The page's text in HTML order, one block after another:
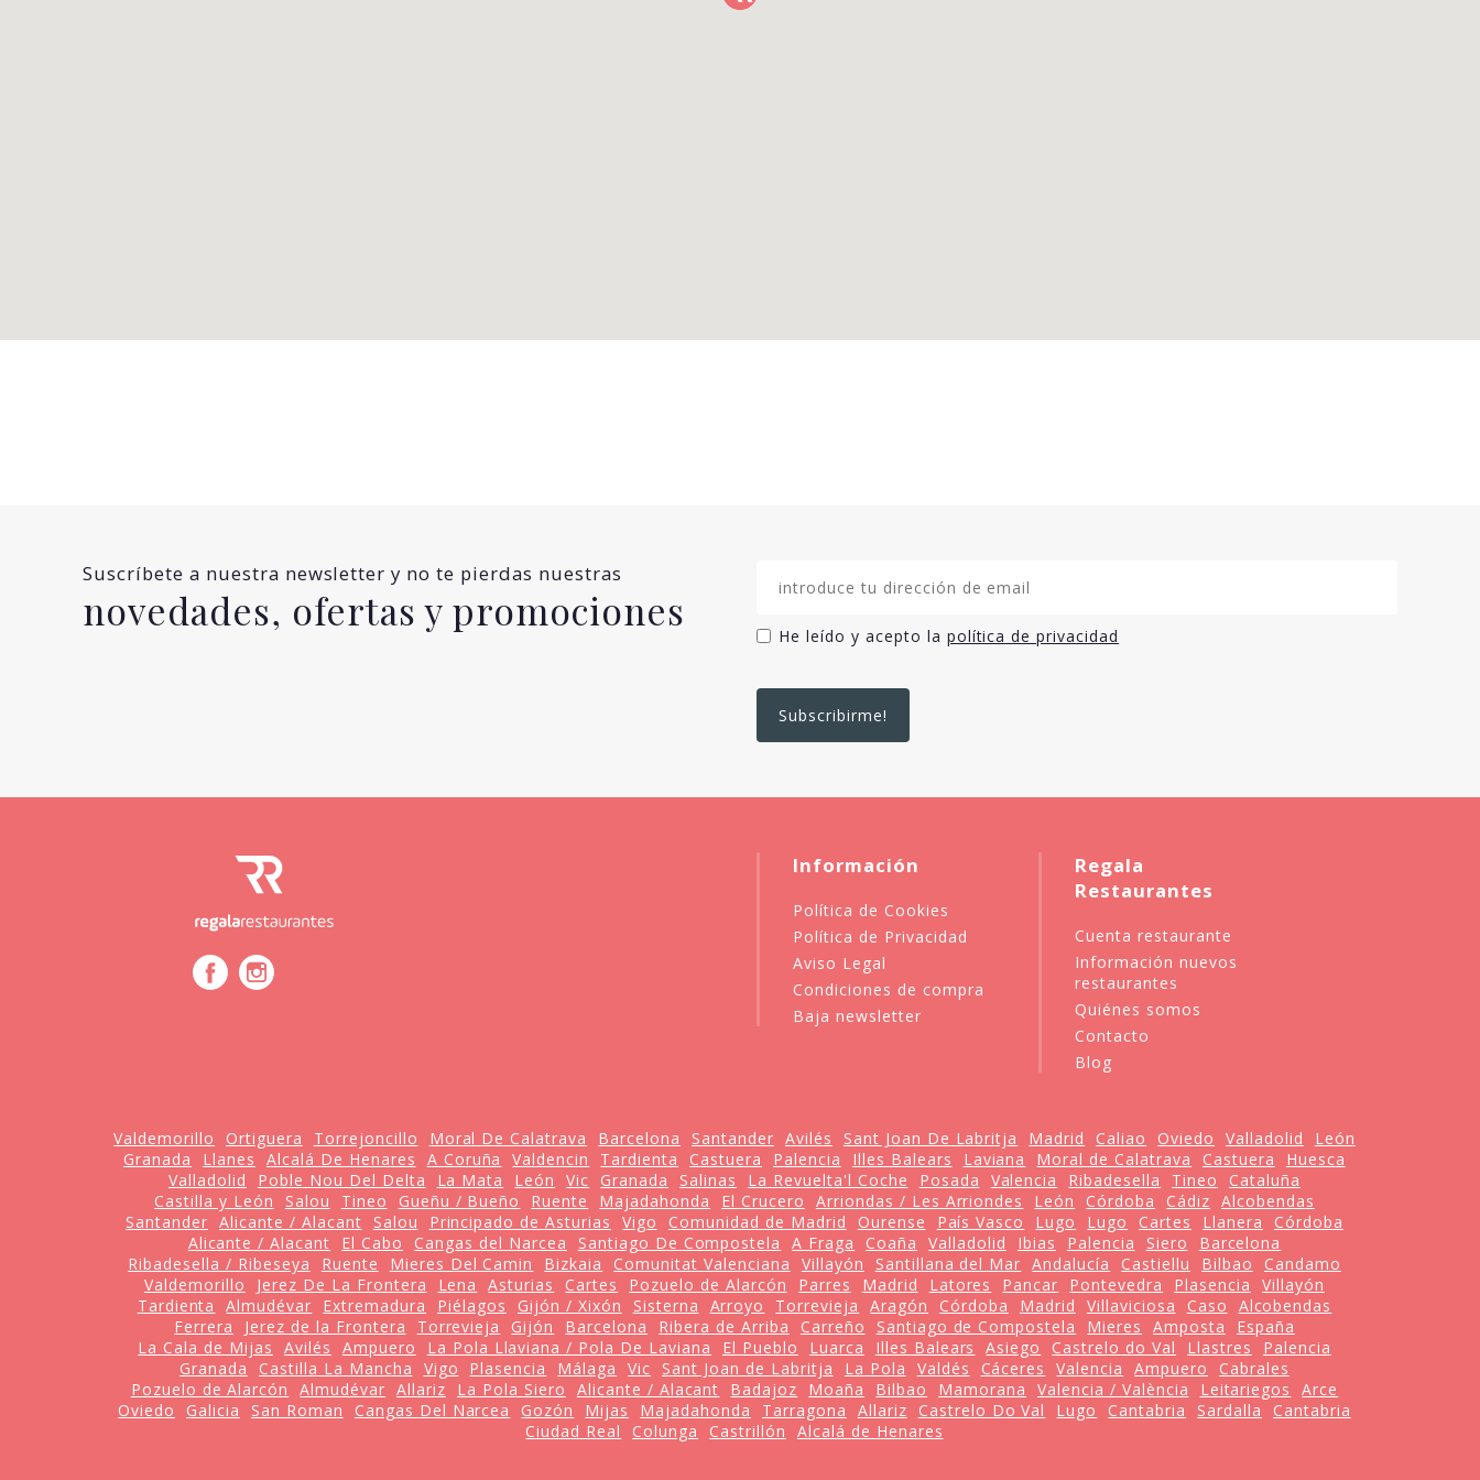
Suscríbete a nuestra newsletter y no te pierdas nuestras
novedades, ofertas y promociones
He leído y acepto la política de privacidad
Información
Política de Cookies
Política de Privacidad
Aviso Legal
Condiciones de compra
Baja newsletter
Regala
Restaurantes
Cuenta restaurante
Información nuevos
restaurantes
Quiénes somos
Contacto
Blog
Valdemorillo Ortiguera Torrejoncillo Moral De Calatrava Barcelona Santander Avilés Sant Joan De Labritja Madrid Caliao Oviedo Valladolid
León
Granada
Llanes Alcalá De Henares A Coruña Valdencin Tardienta Castuera Palencia Illes Balears Laviana Moral de Calatrava Castuera
Huesca
Valladolid
Poble Nou Del Delta La Mata León Vic Granada Salinas La Revuelta'l Coche Posada Valencia Ribadesella Tineo
Cataluña
Castilla y León
Salou Tineo Gueñu / Bueño Ruente Majadahonda El Crucero Arriondas / Les Arriondes León Córdoba Cádiz Alcobendas
Santander Alicante / Alacant Salou Principado de Asturias Vigo Comunidad de Madrid Ourense País Vasco Lugo Lugo Cartes Llanera
Córdoba
Alicante / Alacant
El Cabo Cangas del Narcea Santiago De Compostela A Fraga Coaña Valladolid Ibias Palencia Siero
Barcelona
Ribadesella / Ribeseya
Ruente Mieres Del Camin Bizkaia Comunitat Valenciana Villayón Santillana del Mar Andalucía Castiellu Bilbao
Candamo
Valdemorillo
Jerez De La Frontera Lena Asturias Cartes Pozuelo de Alarcón Parres Madrid Latores Pancar Pontevedra Plasencia
Villayón
Tardienta
Almudévar Extremadura Piélagos Gijón / Xixón Sisterna Arroyo Torrevieja Aragón Córdoba Madrid Villaviciosa Caso
Alcobendas
Ferrera
Jerez de la Frontera Torrevieja Gijón Barcelona Ribera de Arriba Carreño Santiago de Compostela Mieres Amposta
España
La Cala de Mijas
Avilés Ampuero La Pola Llaviana / Pola De Laviana El Pueblo Luarca Illes Balears Asiego Castrelo do Val Llastres
Palencia
Granada
Castilla La Mancha Vigo Plasencia Málaga Vic Sant Joan de Labritja La Pola Valdés Cáceres Valencia Ampuero
Cabrales
Pozuelo de Alarcón
Almudévar Allariz La Pola Siero Alicante / Alacant Badajoz Moaña Bilbao Mamorana Valencia / València Leitariegos
Arce
Oviedo
Galicia San Roman Cangas Del Narcea Gozón Mijas Majadahonda Tarragona Allariz Castrelo Do Val Lugo Cantabria Sardalla
Cantabria
Ciudad Real
Colunga Castrillón Alcalá de Henares